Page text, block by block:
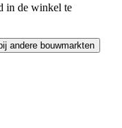
in de winkel te
andere bouwmarkten